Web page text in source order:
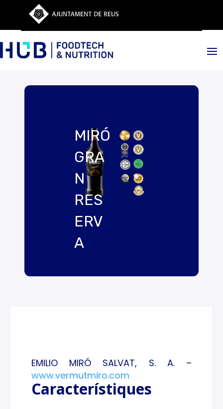
MIRÓ
GRA
N
RES
ERV
A
EMILIO MIRÓ SALVAT, S. A. –
www.vermutmiro.com
Característiques